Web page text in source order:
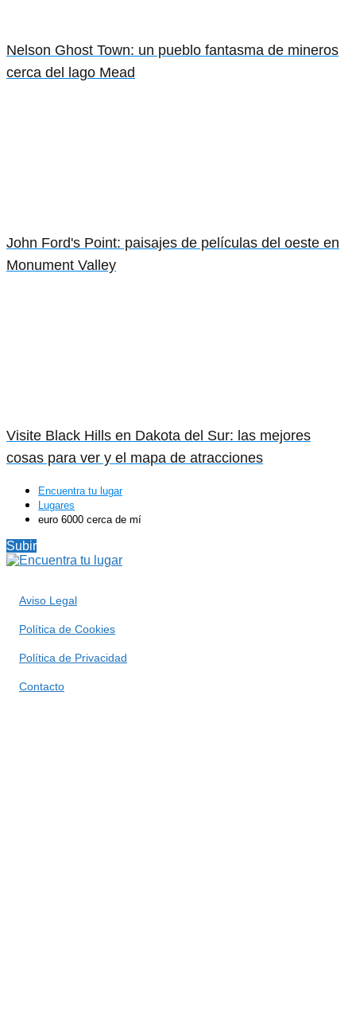
Nelson Ghost Town: un pueblo fantasma de mineros
cerca del lago Mead
John Ford's Point: paisajes de películas del oeste en
Monument Valley
Visite Black Hills en Dakota del Sur: las mejores
cosas para ver y el mapa de atracciones
Encuentra tu lugar
Lugares
euro 6000 cerca de mí
Subir
Aviso Legal
Política de Cookies
Política de Privacidad
Contacto